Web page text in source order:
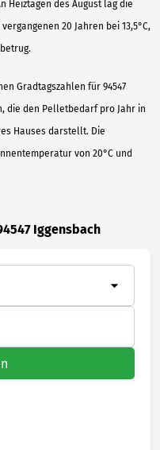
Heiztagen des August lag die
20 Jahren bei 13,5°C,
Gradtagszahlen für 94547
die den Pelletbedarf pro Jahr in
Hauses darstellt. Die
von 20°C und
Iggensbach